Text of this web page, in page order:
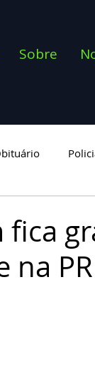
Sobre
fica
na